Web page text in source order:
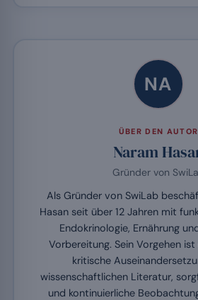
NA
ÜBER DEN AUTOR
Naram
Gründer von
Als Gründer von SwiLab
Hasan seit über 12 Jahren mit
Endokrinologie, Ernährung
Vorbereitung. Sein Vorgehen
kritische
wissenschaftlichen Literatur,
und kontinuierliche